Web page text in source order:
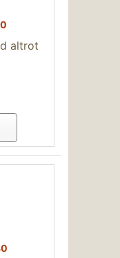
altrot